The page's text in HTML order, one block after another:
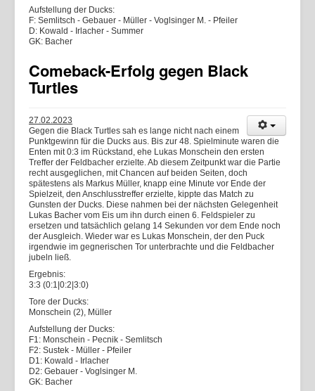
Aufstellung der Ducks:
F: Semlitsch - Gebauer - Müller - Voglsinger M. - Pfeiler
D: Kowald - Irlacher - Summer
GK: Bacher
Comeback-Erfolg gegen Black
Turtles
27.02.2023
Gegen die Black Turtles sah es lange nicht nach einem
Punktgewinn für die Ducks aus. Bis zur 48. Spielminute waren die
Enten mit 0:3 im Rückstand, ehe Lukas Monschein den ersten
Treffer der Feldbacher erzielte. Ab diesem Zeitpunkt war die Partie
recht ausgeglichen, mit Chancen auf beiden Seiten, doch
spätestens als Markus Müller, knapp eine Minute vor Ende der
Spielzeit, den Anschlusstreffer erzielte, kippte das Match zu
Gunsten der Ducks. Diese nahmen bei der nächsten Gelegenheit
Lukas Bacher vom Eis um ihn durch einen 6. Feldspieler zu
ersetzen und tatsächlich gelang 14 Sekunden vor dem Ende noch
der Ausgleich. Wieder war es Lukas Monschein, der den Puck
irgendwie im gegnerischen Tor unterbrachte und die Feldbacher
jubeln ließ.
Ergebnis:
3:3 (0:1|0:2|3:0)
Tore der Ducks:
Monschein (2), Müller
Aufstellung der Ducks:
F1: Monschein - Pecnik - Semlitsch
F2: Sustek - Müller - Pfeiler
D1: Kowald - Irlacher
D2: Gebauer - Voglsinger M.
GK: Bacher